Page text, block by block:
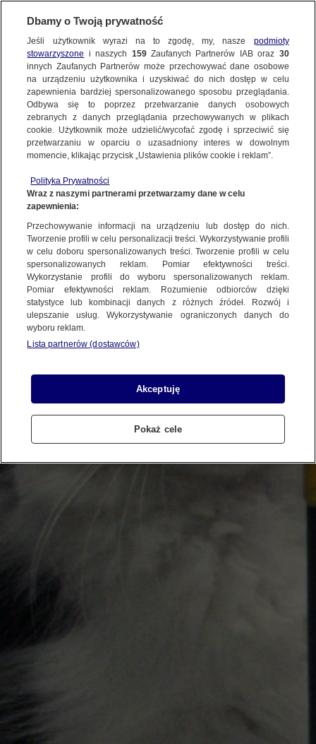
Dbamy o Twoją prywatność
Jeśli użytkownik wyrazi na to zgodę, my, nasze podmioty
stowarzyszone i naszych 159Zaufanych Partnerów IAB oraz 30
innych Zaufanych Partnerów może przechowywać dane osobowe
na urządzeniu użytkownika i uzyskiwać do nich dostęp w celu
zapewnienia bardziej spersonalizowanego sposobu przeglądania.
Odbywa się to poprzez przetwarzanie danych osobowych
zebranych z danych przeglądania przechowywanych w plikach
cookie. Użytkownik może udzielić/wycofać zgodę i sprzeciwić się
przetwarzaniu w oparciu o uzasadniony interes w dowolnym
momencie, klikając przycisk „Ustawienia plików cookie i reklam”.
Polityka Prywatności
Wraz z naszymi partnerami przetwarzamy dane w celu
zapewnienia:
Przechowywanie informacji na urządzeniu lub dostęp do nich.
Tworzenie profili w celu personalizacji treści. Wykorzystywanie profili
w celu doboru spersonalizowanych treści. Tworzenie profili w celu
spersonalizowanych reklam. Pomiar efektywności treści.
Wykorzystanie profili do wyboru spersonalizowanych reklam.
Pomiar efektywności reklam. Rozumienie odbiorców dzięki
statystyce lub kombinacji danych z różnych źródeł. Rozwój i
ulepszanie usług. Wykorzystywanie ograniczonych danych do
wyboru reklam.
Lista partnerów (dostawców)
Akceptuję
Pokaż cele